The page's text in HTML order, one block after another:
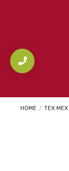
HOME / TEX MEX